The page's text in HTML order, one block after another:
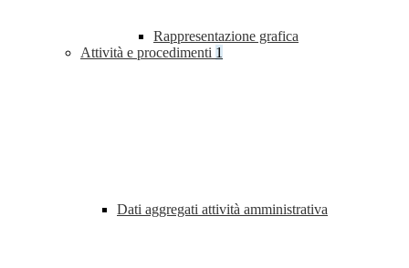
Rappresentazione grafica
Attività e procedimenti 1
Dati aggregati attività amministrativa